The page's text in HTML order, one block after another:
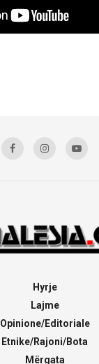
Hyrje
Lajme
Opinione/Editoriale
Etnike/Rajoni/Bota
Mërgata